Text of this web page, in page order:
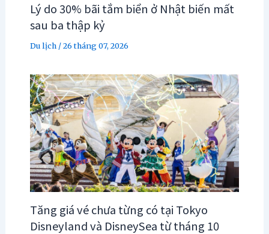
Lý do 30% bãi tắm biển ở Nhật biến mất
sau ba thập kỷ
Du lịch/26 tháng 07, 2026
Tăng giá vé chưa từng có tại Tokyo
Disneyland và DisneySea từ tháng 10